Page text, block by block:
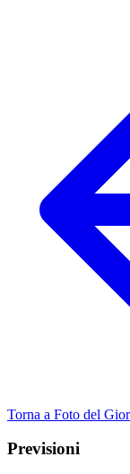
Torna a Foto del
Previsioni